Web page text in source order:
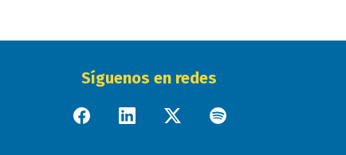
Síguenos en redes